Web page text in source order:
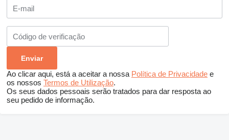
Ao clicar aqui, está a aceitar a nossa Política de Privacidade e
os nossos Termos de Utilização.
Os seus dados pessoais serão tratados para dar resposta ao
seu pedido de informação.